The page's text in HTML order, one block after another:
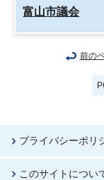
富山市議会
前の
プライバシーポリ
このサイトについ